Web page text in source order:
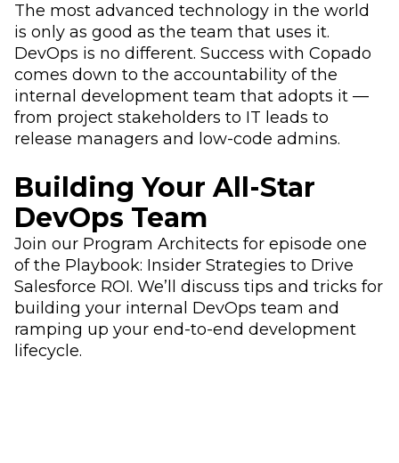
The most advanced technology in the world
is only as good as the team that uses it.
DevOps is no different. Success with Copado
comes down to the accountability of the
internal development team that adopts it —
from project stakeholders to IT leads to
release managers and low-code admins.
Building Your All-Star
DevOps Team
Join our Program Architects for episode one
of the Playbook: Insider Strategies to Drive
Salesforce ROI. We’ll discuss tips and tricks for
building your internal DevOps team and
ramping up your end-to-end development
lifecycle.